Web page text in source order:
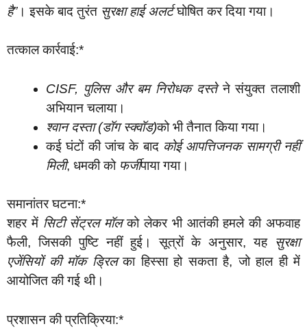
है”। इसके बाद तुरंत सुरक्षा हाई अलर्टघोषित कर दिया गया।
तत्काल कार्रवाई:*
CISF, पुलिस और बम निरोधक दस्तेने संयुक्त तलाशी
अभियान चलाया।
श्वान दस्ता (डॉग स्क्वॉड)को भी तैनात किया गया।
कई घंटों की जांच के बाद कोई आपत्तिजनक सामग्री नहीं
मिली, धमकी को फर्जीपाया गया।
समानांतर घटना:*
शहर में सिटी सेंट्रल मॉलको लेकर भी आतंकी हमले की अफवाह
फैली, जिसकी पुष्टि नहीं हुई। सूत्रों के अनुसार, यह सुरक्षा
एजेंसियों की मॉक ड्रिलका हिस्सा हो सकता है, जो हाल ही में
आयोजित की गई थी।
प्रशासन की प्रतिक्रिया:*